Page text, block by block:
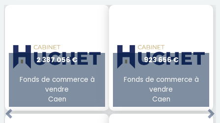
2 387 056 €
Fonds de commerce à
vendre
Caen
923 656 €
Fonds de commerce à
vendre
Caen
Previous